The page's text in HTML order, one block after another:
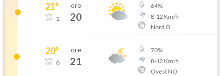
21°
1
ore
20
64%
8-12 Km/h
Nord O
20°
0
ore
21
70%
8-12 Km/h
Ovest NO